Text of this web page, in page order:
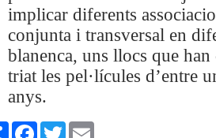
implicar diferents
conjunta i transversal en
blanenca, uns llocs que
triat les pel·lícules d’entre
anys.
ComparteixFacebookTwitter